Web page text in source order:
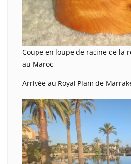
Coupe en loupe de racine de la
au Maroc
Arrivée au Royal Plam de